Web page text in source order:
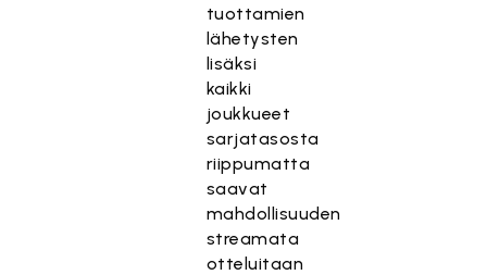
tuottamien
lähetysten
lisäksi
kaikki
joukkueet
sarjatasosta
riippumatta
saavat
mahdollisuuden
streamata
otteluitaan